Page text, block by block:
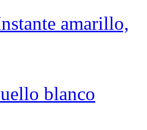
amarillo,
blanco